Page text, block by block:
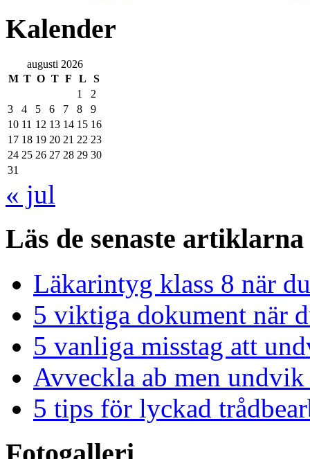
Kalender
augusti 2026
M T O T F L
S
1
2
3
4 5 6 7 8
9
10 11 12 13 14 15 16
17 18 19 20 21 22 23
24 25 26 27 28 29 30
31
« jul
Läs de senaste artiklarna
Läkarintyg klass 8 när
5 viktiga dokument när
5 vanliga misstag att
Avveckla ab men
5 tips för lyckad